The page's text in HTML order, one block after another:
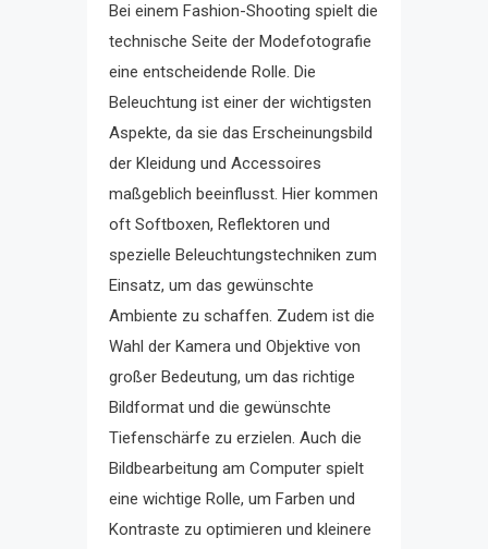
Bei einem Fashion-Shooting spielt die
technische Seite der Modefotografie
eine entscheidende Rolle. Die
Beleuchtung ist einer der wichtigsten
Aspekte, da sie das Erscheinungsbild
der Kleidung und Accessoires
maßgeblich beeinflusst. Hier kommen
oft Softboxen, Reflektoren und
spezielle Beleuchtungstechniken zum
Einsatz, um das gewünschte
Ambiente zu schaffen. Zudem ist die
Wahl der Kamera und Objektive von
großer Bedeutung, um das richtige
Bildformat und die gewünschte
Tiefenschärfe zu erzielen. Auch die
Bildbearbeitung am Computer spielt
eine wichtige Rolle, um Farben und
Kontraste zu optimieren und kleinere